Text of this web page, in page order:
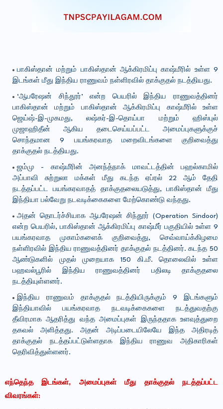
பாகிஸ்தான் மற்றும் பாகிஸ்தான் ஆக்கிரமிப்பு காஷ்மீரில் உள்ள 9
இடங்கள் மீது இந்திய ராணுவம் நள்ளிரவில் தாக்குதல் நடத்தியது.
‘ஆபரேஷன் சிந்தூர்’ என்ற பெயரில் இந்திய ராணுவத்தினர்
பாகிஸ்தான் மற்றும் பாகிஸ்தான் ஆக்கிரமிப்பு காஷ்மீரில் உள்ள
ஜெய்ஷ்-இ-முகமது, லஷ்கர்-இ-தொய்பா மற்றும் ஹிஸ்புல்
முஜாஹிதீன் ஆகிய தடைசெய்யப்பட்ட அமைப்புகளுக்குச்
சொந்தமான 9 பயங்கரவாத மறைவிடங்களை குறிவைத்து
தாக்குதல் நடத்தியது.
ஜம்மு - காஷ்மீரின் அனந்த்நாக் மாவட்டத்தின் பஹல்காமில்
அப்பாவி சுற்றுலா மக்கள் மீது கடந்த ஏப்ரல் 22 ஆம் தேதி
நடத்தப்பட்ட பயங்கரவாதத் தாக்குதலையடுத்து, பாகிஸ்தான் மீது
இந்தியா பல்வேறு நடவடிக்கைகளை மேற்கொண்டு வந்தது.
அதன் தொடர்ச்சியாக ஆபரேஷன் சிந்தூர் (Operation Sindoor)
என்ற பெயரில், பாகிஸ்தான் ஆக்கிரமிப்பு காஷ்மீர் பகுதியில் உள்ள 9
பயங்கரவாத முகாம்களைக் குறிவைத்து, செவ்வாய்க்கிழமை
நள்ளிரவில் இந்திய ராணுவத்தினர் தாக்குதல் நடத்தினர். கடந்த 50
ஆண்டுகளில் முதல் முறையாக 150 கி.மீ. தொலைவில் உள்ள
பஹவல்பூரில் இந்திய ராணுவத்தினர் பதிலடி தாக்குதலை
நடத்தியுள்ளனர்.
இந்திய ராணுவம் தாக்குதல் நடத்தியிருக்கும் 9 இடங்களும்
இந்தியாவில் பயங்கரவாத நடவடிக்கைகளை நடத்துவதற்கு
தீவிரமாக ஆதரித்து வந்த அமைப்புகள் இருந்ததாக உளவுத்துறை
தகவல் அளித்தது. அதன் அடிப்படையிலேயே இந்த அதிரடித்
தாக்குதல் நடத்தப்பட்டுள்ளதாக இந்திய ராணுவ அதிகாரிகள்
தெரிவித்துள்ளனர்.
எந்தெந்த இடங்கள், அமைப்புகள் மீது தாக்குதல் நடத்தப்பட்ட
விவரங்கள்: